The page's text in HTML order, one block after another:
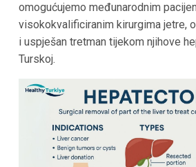
omogućujemo međunarodnim
visokokvalificiranim kirurgima jetre,
i uspješan tretman tijekom njihove
Turskoj.